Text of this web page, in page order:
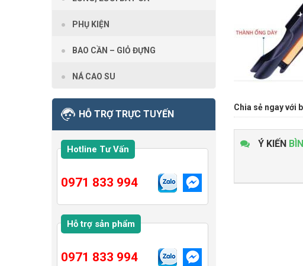
Chia sẻ ngay với
Ý KIẾN
PHỤ KIỆN
BAO CẦN – GIỎ ĐỰNG
NÁ CAO SU
HỖ TRỢ TRỰC TUYẾN
Hotline Tư Vấn
0971 833 994
Hỗ trợ sản phẩm
0971 833 994